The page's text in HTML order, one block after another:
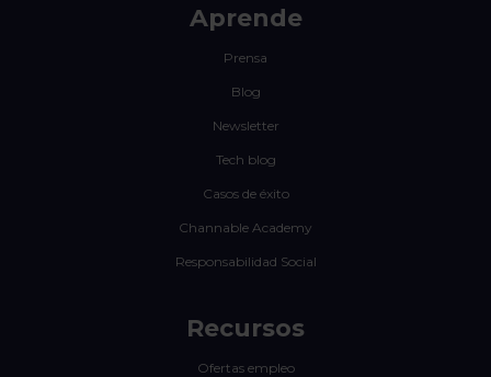
Aprende
Prensa
Blog
Newsletter
Tech blog
Casos de éxito
Channable Academy
Responsabilidad Social
Recursos
Ofertas empleo